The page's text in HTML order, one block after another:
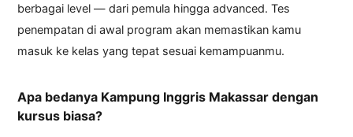
berbagai level — dari pemula hingga advanced. Tes
penempatan di awal program akan memastikan kamu
masuk ke kelas yang tepat sesuai kemampuanmu.
Apa bedanya Kampung Inggris Makassar dengan
kursus biasa?